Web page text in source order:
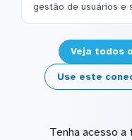
gestão de usuários e
Veja todos
Use este
Tenha acesso